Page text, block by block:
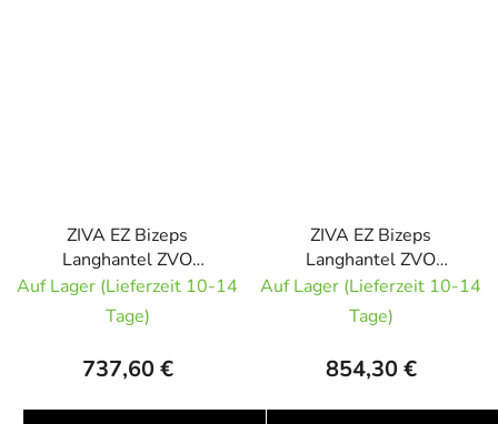
ZIVA EZ Bizeps
Langhantel ZVO
Urethan RED 35kg
Auf Lager (Lieferzeit 10-14
Tage)
737,60 €
ZIVA EZ Bizeps
Langhantel ZVO
Urethan RED 40kg
Auf Lager (Lieferzeit 10-14
Tage)
854,30 €